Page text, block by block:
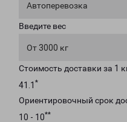
Автоперевозка
Введите вес
От 3000 кг
Стоимость доставки за 1
41.1 *
Ориентировочный срок
10 - 10**